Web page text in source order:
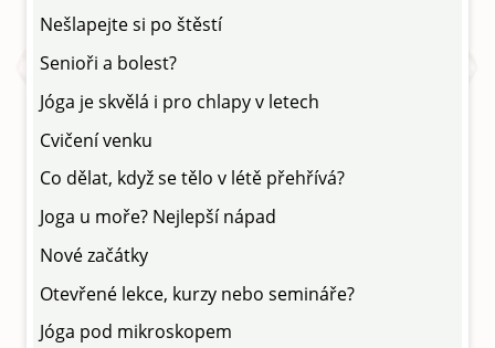
Nešlapejte si po štěstí
Senioři a bolest?
Jóga je skvělá i pro chlapy v letech
Cvičení venku
Co dělat, když se tělo v létě přehřívá?
Joga u moře? Nejlepší nápad
Nové začátky
Otevřené lekce, kurzy nebo semináře?
Jóga pod mikroskopem